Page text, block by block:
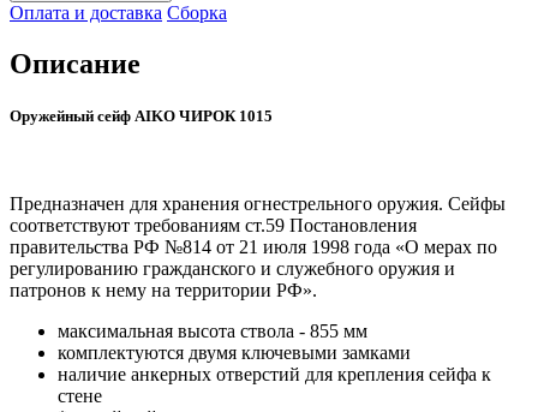
Оплата и доставка Сборка
Описание
Оружейный сейф AIKO ЧИРОК 1015
Предназначен для хранения огнестрельного оружия. Сейфы
соответствуют требованиям ст.59 Постановления
правительства РФ №814 от 21 июля 1998 года «О мерах по
регулированию гражданского и служебного оружия и
патронов к нему на территории РФ».
максимальная высота ствола - 855 мм
комплектуются двумя ключевыми замками
наличие анкерных отверстий для крепления сейфа к
стене